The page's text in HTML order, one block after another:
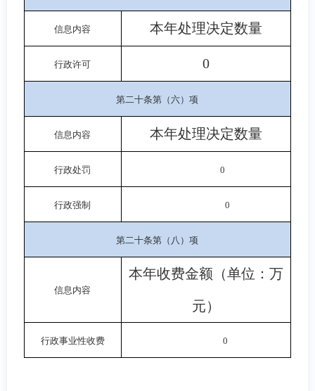
信息内容 本年处理决定数量
行政许可 0
第二十条第（六）项
信息内容 本年处理决定数量
行政处罚 0
行政强制 0
第二十条第（八）项
信息内容
本年收费金额（单位：万
元）
行政事业性收费 0